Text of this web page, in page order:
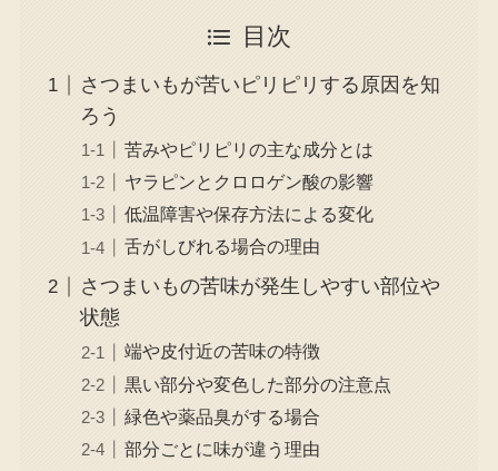
目次
さつまいもが苦いピリピリする原因を知
ろう
苦みやピリピリの主な成分とは
ヤラピンとクロロゲン酸の影響
低温障害や保存方法による変化
舌がしびれる場合の理由
さつまいもの苦味が発生しやすい部位や
状態
端や皮付近の苦味の特徴
黒い部分や変色した部分の注意点
緑色や薬品臭がする場合
部分ごとに味が違う理由